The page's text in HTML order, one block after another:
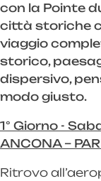
con la Pointe
città storiche
viaggio
storico,
dispersivo,
modo giusto.
1° Giorno -
ANCONA –
Ritrovo